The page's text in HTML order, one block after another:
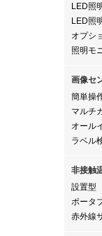
LED照
LED照
オプシ
照明モ
画像セ
簡単操
マルチ
オール
ラベル
非接触
設置型
ポータ
赤外線